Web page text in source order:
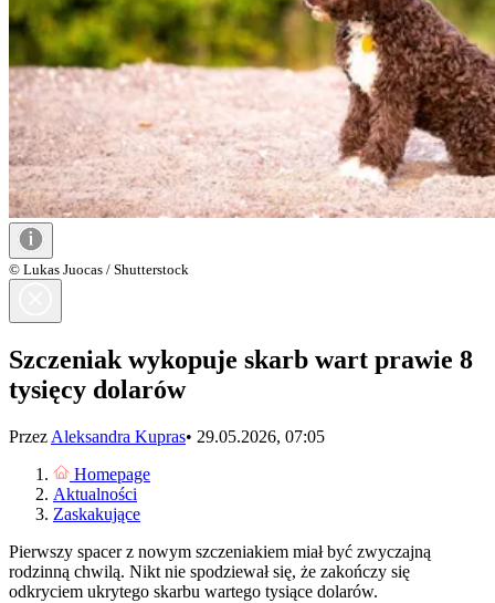
© Lukas Juocas / Shutterstock
Szczeniak wykopuje skarb wart prawie 8
tysięcy dolarów
Przez Aleksandra Kupras• 29.05.2026, 07:05
Homepage
Aktualności
Zaskakujące
Pierwszy spacer z nowym szczeniakiem miał być zwyczajną
rodzinną chwilą. Nikt nie spodziewał się, że zakończy się
odkryciem ukrytego skarbu wartego tysiące dolarów.